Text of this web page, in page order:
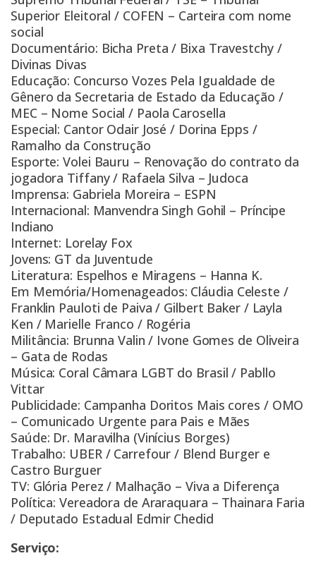
Superior Eleitoral / COFEN – Carteira com nome
social
Documentário: Bicha Preta / Bixa Travestchy /
Divinas Divas
Educação: Concurso Vozes Pela Igualdade de
Gênero da Secretaria de Estado da Educação /
MEC – Nome Social / Paola Carosella
Especial: Cantor Odair José / Dorina Epps /
Ramalho da Construção
Esporte: Volei Bauru – Renovação do contrato da
jogadora Tiffany / Rafaela Silva – Judoca
Imprensa: Gabriela Moreira – ESPN
Internacional: Manvendra Singh Gohil – Príncipe
Indiano
Internet: Lorelay Fox
Jovens: GT da Juventude
Literatura: Espelhos e Miragens – Hanna K.
Em Memória/Homenageados: Cláudia Celeste /
Franklin Pauloti de Paiva / Gilbert Baker / Layla
Ken / Marielle Franco / Rogéria
Militância: Brunna Valin / Ivone Gomes de Oliveira
– Gata de Rodas
Música: Coral Câmara LGBT do Brasil / Pabllo
Vittar
Publicidade: Campanha Doritos Mais cores / OMO
– Comunicado Urgente para Pais e Mães
Saúde: Dr. Maravilha (Vinícius Borges)
Trabalho: UBER / Carrefour / Blend Burger e
Castro Burguer
TV: Glória Perez / Malhação – Viva a Diferença
Política: Vereadora de Araraquara – Thainara Faria
/ Deputado Estadual Edmir Chedid
Serviço: